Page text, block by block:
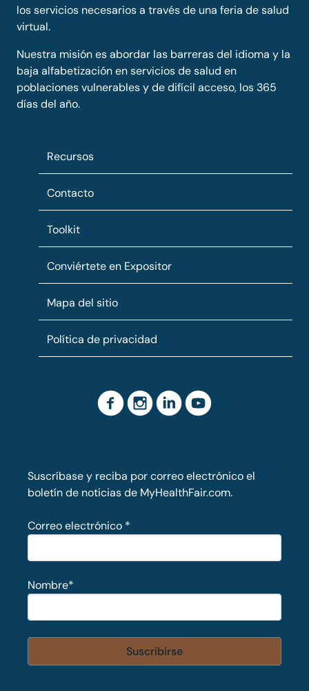
los servicios necesarios a través de una feria de salud
virtual.
Nuestra misión es abordar las barreras del idioma y la
baja alfabetización en servicios de salud en
poblaciones vulnerables y de difícil acceso, los 365
días del año.
Recursos
Contacto
Toolkit
Conviértete en Expositor
Mapa del sitio
Política de privacidad
Suscríbase y reciba por correo electrónico el
boletín de noticias de MyHealthFair.com.
Correo electrónico *
Nombre*